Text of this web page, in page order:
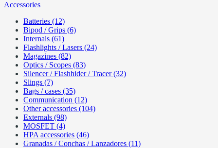
Accessories
Batteries (12)
Bipod / Grips (6)
Internals (61)
Flashlights / Lasers (24)
Magazines (82)
Optics / Scopes (83)
Silencer / Flashhider / Tracer (32)
Slings (7)
Bags / cases (35)
Communication (12)
Other accessories (104)
Externals (98)
MOSFET (4)
HPA accessories (46)
Granadas / Conchas / Lanzadores (11)